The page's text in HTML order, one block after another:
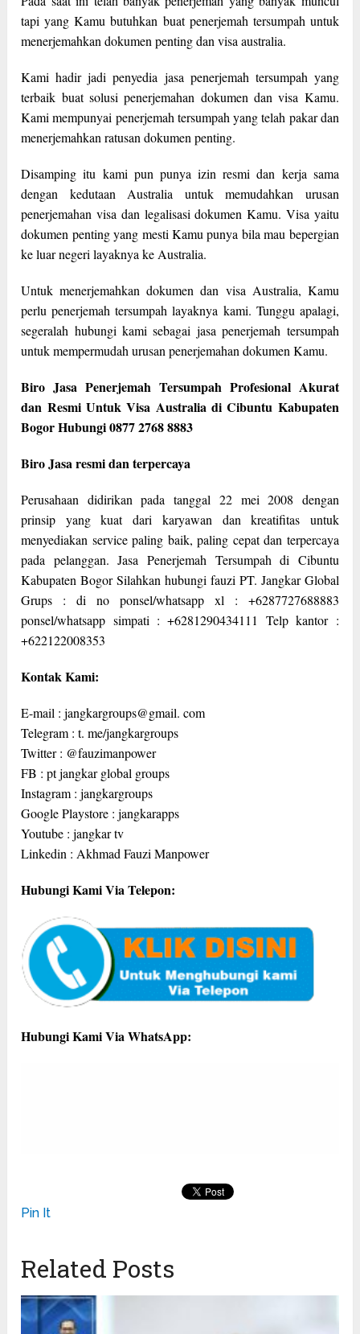
tapi yang Kamu butuhkan buat penerjemah tersumpah untuk
menerjemahkan dokumen penting dan visa australia.
Kami hadir jadi penyedia jasa penerjemah tersumpah yang
terbaik buat solusi penerjemahan dokumen dan visa Kamu.
Kami mempunyai penerjemah tersumpah yang telah pakar dan
menerjemahkan ratusan dokumen penting.
Disamping itu kami pun punya izin resmi dan kerja sama
dengan kedutaan Australia untuk memudahkan urusan
penerjemahan visa dan legalisasi dokumen Kamu. Visa yaitu
dokumen penting yang mesti Kamu punya bila mau bepergian
ke luar negeri layaknya ke Australia.
Untuk menerjemahkan dokumen dan visa Australia, Kamu
perlu penerjemah tersumpah layaknya kami. Tunggu apalagi,
segeralah hubungi kami sebagai jasa penerjemah tersumpah
untuk mempermudah urusan penerjemahan dokumen Kamu.
Biro Jasa Penerjemah Tersumpah Profesional Akurat
dan Resmi Untuk Visa Australia di Cibuntu Kabupaten
Bogor Hubungi 0877 2768 8883
Biro Jasa resmi dan terpercaya
Perusahaan didirikan pada tanggal 22 mei 2008 dengan
prinsip yang kuat dari karyawan dan kreatifitas untuk
menyediakan service paling baik, paling cepat dan terpercaya
pada pelanggan. Jasa Penerjemah Tersumpah di Cibuntu
Kabupaten Bogor Silahkan hubungi fauzi PT. Jangkar Global
Grups : di no ponsel/whatsapp xl : +6287727688883
ponsel/whatsapp simpati : +6281290434111 Telp kantor :
+622122008353
Kontak Kami:
E-mail : jangkargroups@gmail. com
Telegram : t. me/jangkargroups
Twitter : @fauzimanpower
FB : pt jangkar global groups
Instagram : jangkargroups
Google Playstore : jangkarapps
Youtube : jangkar tv
Linkedin : Akhmad Fauzi Manpower
Hubungi Kami Via Telepon:
Hubungi Kami Via WhatsApp:
Pin It
Related Posts